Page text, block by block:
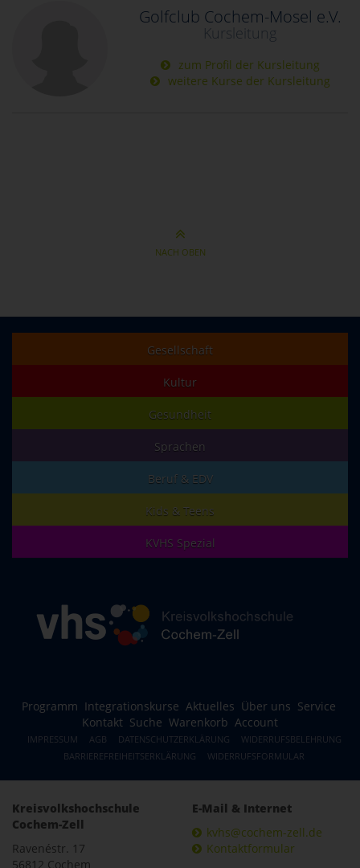
Golfclub Cochem-Mosel e.V.
Kursleitung
zum Profil der Kursleitung
weitere Kurse der Kursleitung
NACH OBEN
Gesellschaft
Kultur
Gesundheit
Sprachen
Beruf & EDV
Kids & Teens
KVHS Spezial
Programm Integrationskurse Aktuelles Über uns Service
Kontakt Suche Warenkorb Account
IMPRESSUM AGB DATENSCHUTZERKLÄRUNG
WIDERRUFSBELEHRUNG
BARRIEREFREIHEITSERKLÄRUNG
WIDERRUFSFORMULAR
Kreisvolkshochschule
Cochem-Zell
Ravenéstr. 17
56812 Cochem
E-Mail & Internet
kvhs@cochem-zell.de
Kontaktformular